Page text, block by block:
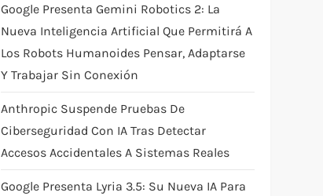
Google Presenta Gemini Robotics 2: La
Nueva Inteligencia Artificial Que Permitirá A
Los Robots Humanoides Pensar, Adaptarse
Y Trabajar Sin Conexión
Anthropic Suspende Pruebas De
Ciberseguridad Con IA Tras Detectar
Accesos Accidentales A Sistemas Reales
Google Presenta Lyria 3.5: Su Nueva IA Para